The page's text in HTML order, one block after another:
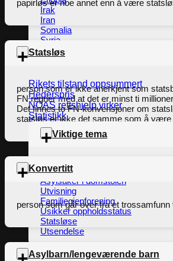
Irak
Iran
Somalia
Syria
Tyrkia
Rikets tilstand oppsummert
Hederspris
NOAS rettshjelp virker
Statistikk
Viktige tema
Rettssikkerhet i UNE
Asylsaker i domstolen
Utvisning
Familiegjenforening
Usikker oppholdsstatus
Statsløse
Utsendelse
papirløs er noe annet enn å være
Statsløs
person som er ikke anerkjent som
FN regner med at det er minst ti
Det finnes to FN-konvensjoner om
statsløs er ikke det samme som å være
Konvertitt
person som går over fra et trossamfunn
Asylbarn/lengeværende barn